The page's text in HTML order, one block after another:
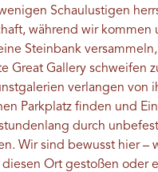
Schaulustigen
während wir kommen
Steinbank
Great Gallery schweifen
verlangen von
Parkplatz finden und
durch
Wir sind bewusst hier –
Ort gestoßen oder